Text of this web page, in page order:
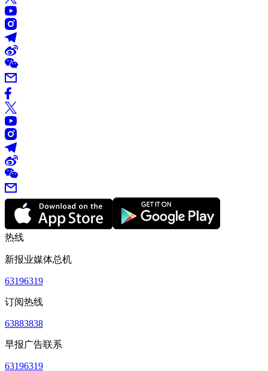
热线
新报业媒体总机
63196319
订阅热线
63883838
早报广告联系
63196319